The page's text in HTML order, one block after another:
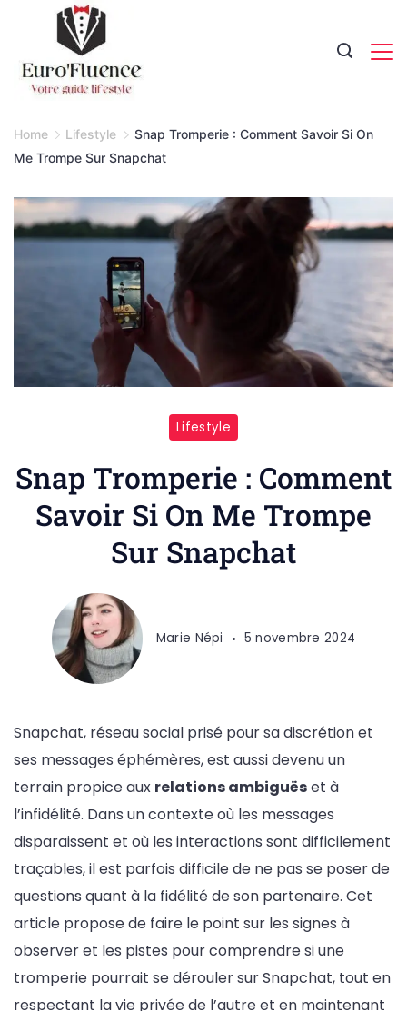
content
Home Lifestyle
Snap Tromperie : Comment Savoir Si On
Me Trompe Sur Snapchat
Lifestyle
Snap Tromperie : Comment
Savoir Si On Me Trompe
Sur Snapchat
Marie Népi 5 novembre 2024
Snapchat, réseau social prisé pour sa discrétion et
ses messages éphémères, est aussi devenu un
terrain propice aux relations ambiguëset à
l’infidélité. Dans un contexte où les messages
disparaissent et où les interactions sont difficilement
traçables, il est parfois difficile de ne pas se poser de
questions quant à la fidélité de son partenaire. Cet
article propose de faire le point sur les signes à
observer et les pistes pour comprendre si une
tromperie pourrait se dérouler sur Snapchat, tout en
respectant la vie privée de l’autre et en maintenant